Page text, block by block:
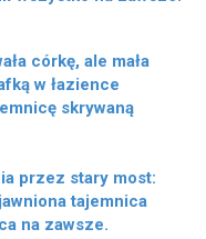
córkę, ale mała
w łazience
skrywaną
przez stary most:
tajemnica
na zawsze.